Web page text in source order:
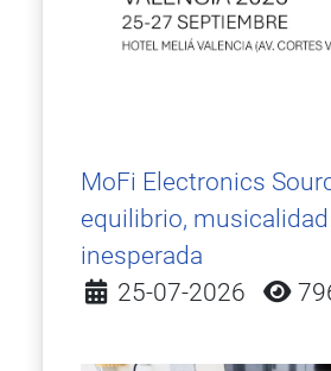
MoFi Electronics
equilibrio,
inesperada
Detalles
25-07-2026